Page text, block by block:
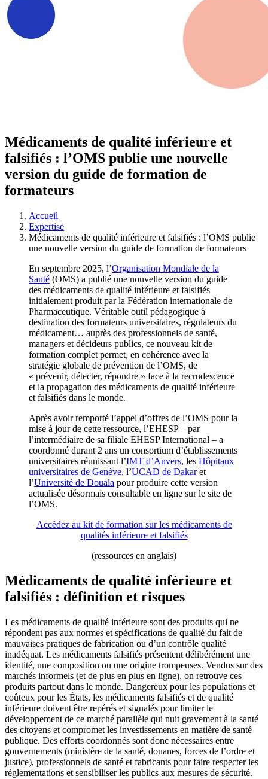
Médicaments de qualité inférieure et
falsifiés : l’OMS publie une nouvelle
version du guide de formation de
formateurs
Accueil
Expertise
Médicaments de qualité inférieure et falsifiés : l’OMS publie
une nouvelle version du guide de formation de formateurs
En septembre 2025, l’Organisation Mondiale de la
Santé (OMS) a publié une nouvelle version du guide
des médicaments de qualité inférieure et falsifiés
initialement produit par la Fédération internationale de
Pharmaceutique. Véritable outil pédagogique à
destination des formateurs universitaires, régulateurs du
médicament… auprès des professionnels de santé,
managers et décideurs publics, ce nouveau kit de
formation complet permet, en cohérence avec la
stratégie globale de prévention de l’OMS, de
« prévenir, détecter, répondre » face à la recrudescence
et la propagation des médicaments de qualité inférieure
et falsifiés dans le monde.
Après avoir remporté l’appel d’offres de l’OMS pour la
mise à jour de cette ressource, l’EHESP – par
l’intermédiaire de sa filiale EHESP International – a
coordonné durant 2 ans un consortium d’établissements
universitaires réunissant l’IMT d’Anvers, les Hôpitaux
universitaires de Genève, l’UCAD de Dakaret
l’Université de Douala pour produire cette version
actualisée désormais consultable en ligne sur le site de
l’OMS.
Accédez au kit de formation sur les médicaments de
qualités inférieure et falsifiés
(ressources en anglais)
Médicaments de qualité inférieure et
falsifiés : définition et risques
Les médicaments de qualité inférieure sont des produits qui ne
répondent pas aux normes et spécifications de qualité du fait de
mauvaises pratiques de fabrication ou d’un contrôle qualité
inadéquat. Les médicaments falsifiés présentent délibérément une
identité, une composition ou une origine trompeuses. Vendus sur des
marchés informels (et de plus en plus en ligne), on retrouve ces
produits partout dans le monde. Dangereux pour les populations et
coûteux pour les États, les médicaments falsifiés et de qualité
inférieure doivent être repérés et signalés pour limiter le
développement de ce marché parallèle qui nuit gravement à la santé
des citoyens et compromet les investissements en matière de santé
publique. Des efforts coordonnés sont donc nécessaires entre
gouvernements (ministère de la santé, douanes, forces de l’ordre et
justice), professionnels de santé et fabricants pour faire respecter les
réglementations et sensibiliser les publics aux mesures de sécurité.